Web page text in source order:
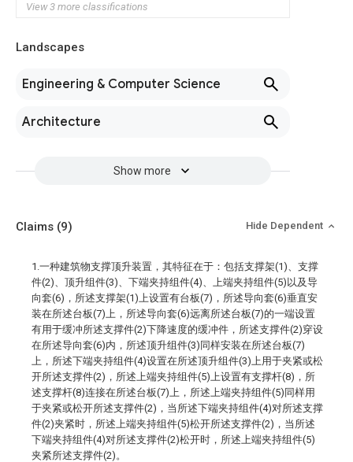
View 3 more classifications
Landscapes
Engineering & Computer Science
Architecture
Show more
Claims (9) Hide Dependent
1.一种建筑物支撑顶升装置，其特征在于：包括支撑架(1)、支撑
件(2)、顶升组件(3)、下端夹持组件(4)、上端夹持组件(5)以及导
向套(6)，所述支撑架(1)上设置有台板(7)，所述导向套(6)垂直安
装在所述台板(7)上，所述导向套(6)远离所述台板(7)的一端设置
有用于缓冲所述支撑件(2)下降速度的缓冲件，所述支撑件(2)穿设
在所述导向套(6)内，所述顶升组件(3)同样安装在所述台板(7)
上，所述下端夹持组件(4)设置在所述顶升组件(3)上用于夹紧或松
开所述支撑件(2)，所述上端夹持组件(5)上设置有支撑杆(8)，所
述支撑杆(8)连接在所述台板(7)上，所述上端夹持组件(5)同样用
于夹紧或松开所述支撑件(2)，当所述下端夹持组件(4)对所述支撑
件(2)夹紧时，所述上端夹持组件(5)松开所述支撑件(2)，当所述
下端夹持组件(4)对所述支撑件(2)松开时，所述上端夹持组件(5)
夹紧所述支撑件(2)。